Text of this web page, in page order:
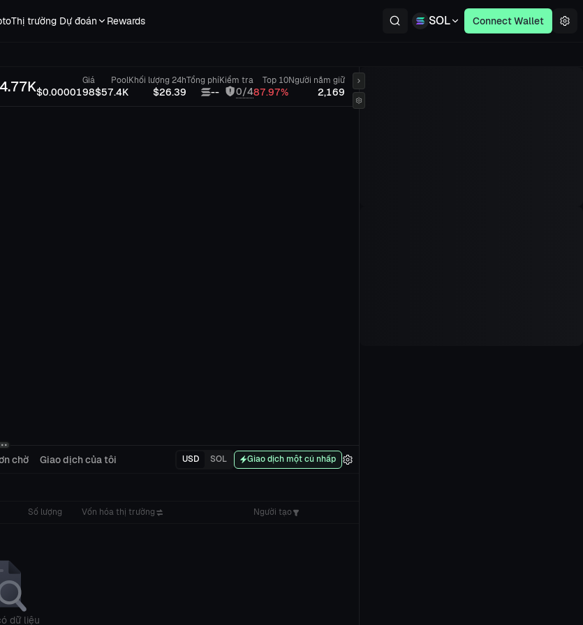
Thị trường Dự đoán Rewards SOL Connect Wallet
Giá
$0.0000198
Pool
$57.4K
Khối lượng 24h
$26.39
Tổng phí
--
Kiểm tra
0/4
Top 10
87.97%
Người nắm giữ
2,169
chờ Giao dịch của tôi USD SOL Giao dịch một cú nhấp
Số lượng Vốn hóa thị trường Người tạo
dữ liệu